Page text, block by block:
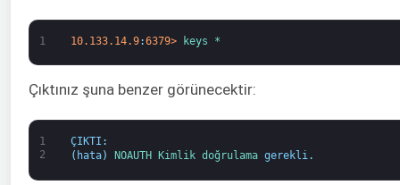
1 10.133.14.9:6379> keys *
Çıktınız şuna benzer görünecektir:
1
2
ÇIKTI :
( hata) NOAUTH Kimlik doğrulama gerekli.